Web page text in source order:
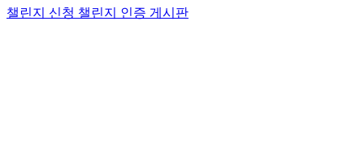
챌린지 신청 챌린지 인증 게시판